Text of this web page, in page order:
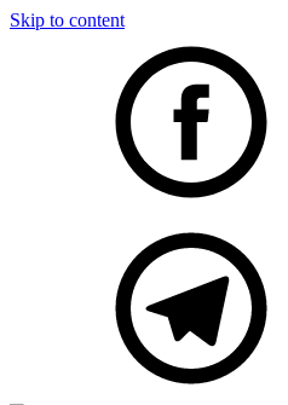
Skip to content